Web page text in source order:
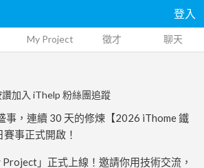
登入
My Project 徵才 聊天
讚加入 iThelp 粉絲團追蹤
事，連續 30 天的修煉【2026 iThome 鐵
賽事正式開啟！
」正式上線！邀請你用技術交流，